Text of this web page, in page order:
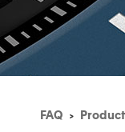
FAQ